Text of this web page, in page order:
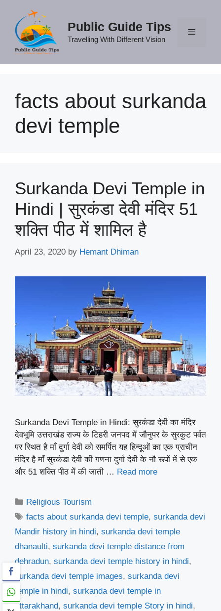
content
Public Guide Tips
Travelling With Different Vision
facts about surkanda
devi temple
Surkanda Devi Temple in
Hindi | सुरकंडा देवी मंदिर 51
शक्ति पीठ में शामिल है
April 23, 2020 by Hemant Dhiman
Surkanda Devi Temple in Hindi: सुरकंडा देवी का मंदिर
देवभूमि उत्तराखंड राज्य के टिहरी जनपद में जौनुपर के सुरकुट पर्वत
पर स्थित है माँ दुर्गा देवी को समर्पित यह हिन्दूओं का एक प्राचीन
मंदिर है माँ सुरकंडा देवी की गणना दुर्गा देवी के नौ रूपों में से एक
और 51 शक्ति पीठ में की जाती … Read more
Categories
Religious Tourism
Tags
facts about surkanda devi temple,surkanda devi
Mandir history in hindi, surkanda devi temple
dhanaulti, surkanda devi temple distance from
dehradun, surkanda devi temple history in hindi,
surkanda devi temple images, surkanda devi
temple in hindi, surkanda devi temple in
uttarakhand, surkanda devi temple Story in hindi,